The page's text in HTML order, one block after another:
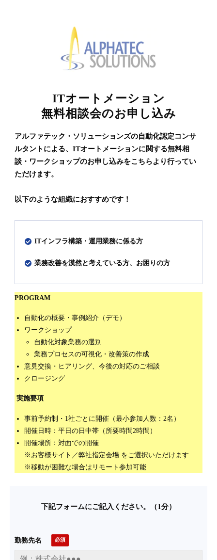
ITオートメーション
無料相談会のお申し込み
アルファテック・ソリューションズの自動化認定コンサ
ルタントによる、ITオートメーションに関する無料相
談・ワークショップのお申し込みをこちらより行ってい
ただけます。
以下のような組織におすすめです！
ITインフラ構築・運用業務に係る方
業務改善を漠然と考えている方、お困りの方
PROGRAM
自動化の概要・事例紹介（デモ）
ワークショップ
自動化対象業務の選別
業務プロセスの可視化・改善策の作成
意見交換・ヒアリング、今後の対応のご相談
クロージング
実施要項
事前予約制・1社ごとに開催（最小参加人数：2名）
開催日時：平日の日中帯（所要時間2時間）
開催場所：対面での開催
※お客様サイト／弊社指定会場 をご選択いただけます
※移動が困難な場合はリモート参加可能
下記フォームにご記入ください。（1分）
勤務先名